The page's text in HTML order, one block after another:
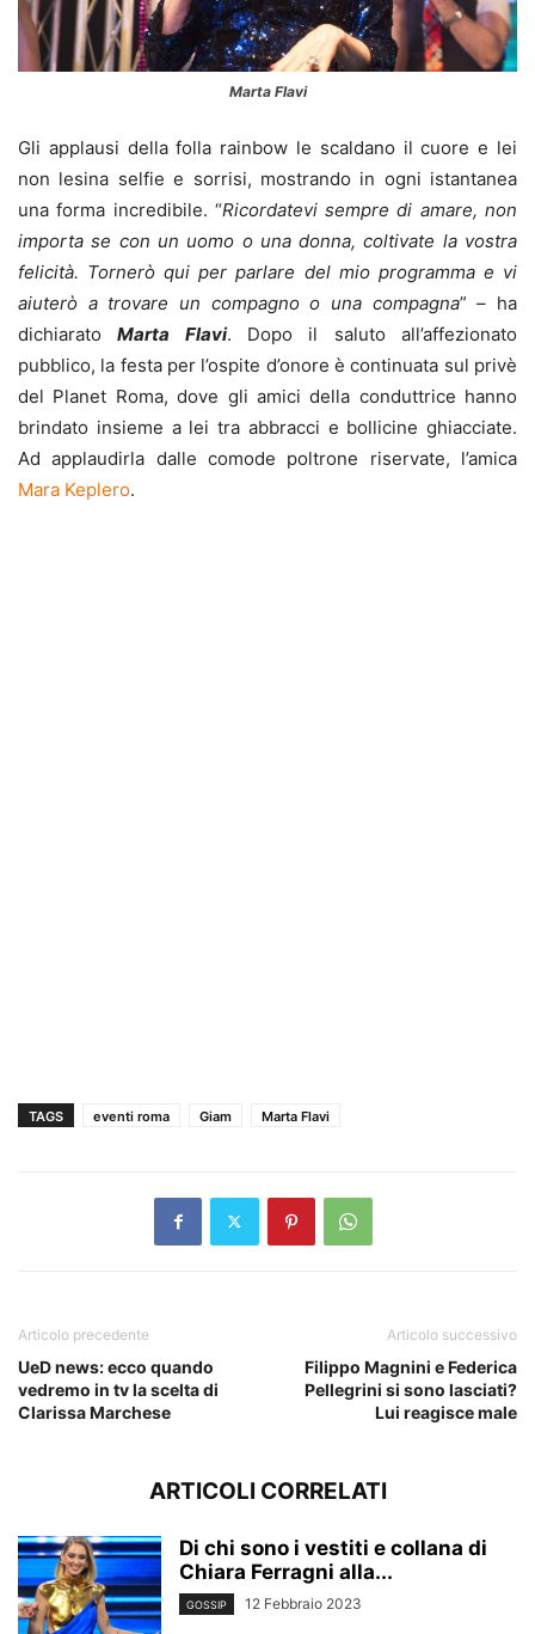
Marta Flavi
Gli applausi della folla rainbow le scaldano il cuore e lei
non lesina selfie e sorrisi, mostrando in ogni istantanea
una forma incredibile. “Ricordatevi sempre di amare, non
importa se con un uomo o una donna, coltivate la vostra
felicità. Tornerò qui per parlare del mio programma e vi
aiuterò a trovare un compagno o una compagna” – ha
dichiaratoMarta Flavi. Dopo il saluto all’affezionato
pubblico, la festa per l’ospite d’onore è continuata sul privè
del Planet Roma, dove gli amici della conduttrice hanno
brindato insieme a lei tra abbracci e bollicine ghiacciate.
Ad applaudirla dalle comode poltrone riservate, l’amica
Mara Keplero.
TAGS eventi roma Giam Marta Flavi
Articolo precedente
UeD news: ecco quando
vedremo in tv la scelta di
Clarissa Marchese
Articolo successivo
Filippo Magnini e Federica
Pellegrini si sono lasciati?
Lui reagisce male
ARTICOLI CORRELATI
Di chi sono i vestiti e collana di
Chiara Ferragni alla...
GOSSIP 12 Febbraio 2023